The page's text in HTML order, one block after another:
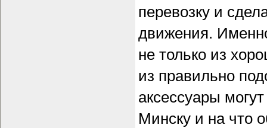
перевозку и
движения.
не только из
из правильно
аксессуары
Минску и на что